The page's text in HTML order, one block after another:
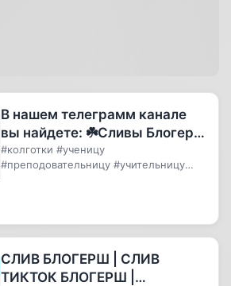
В нашем телеграмм канале
вы найдете: ☘️Сливы Блогерш
стримерш, блогерш,
инстаграм, тиктокерш, тикто
#колготки #ученицу
#преподовательницу #учительницу
СЛИВ БЛОГЕРШ | СЛИВ
ТИКТОК БЛОГЕРШ |